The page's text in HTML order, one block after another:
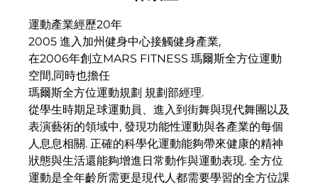
運動產業經歷20年
2005 進入加州健身中心接觸健身產業,
在2006年創立MARS FITNESS 瑪爾斯全方位運動
空間,同時也擔任
瑪爾斯全方位運動規劃 規劃部經理.
從學生時期足球運動員、進入到街舞與現代舞團以及
表演藝術的領域中, 發現功能性運動與各產業的每個
人息息相關. 正確的科學化運動能夠帶來健康的精神
狀態與生活還能夠增進日常動作與運動表現. 全方位
運動是全年齡所需更是現代人都需要學習的全方位課